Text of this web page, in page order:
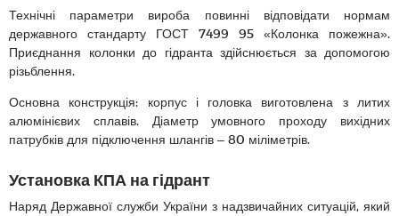
Технічні параметри вироба повинні відповідати нормам
державного стандарту ГОСТ 7499 95 «Колонка пожежна».
Приєднання колонки до гідранта здійснюється за допомогою
різьблення.
Основна конструкція: корпус і головка виготовлена з литих
алюмінієвих сплавів. Діаметр умовного проходу вихідних
патрубків для підключення шлангів – 80 міліметрів.
Установка КПА на гідрант
Наряд Державної служби України з надзвичайних ситуацій, який